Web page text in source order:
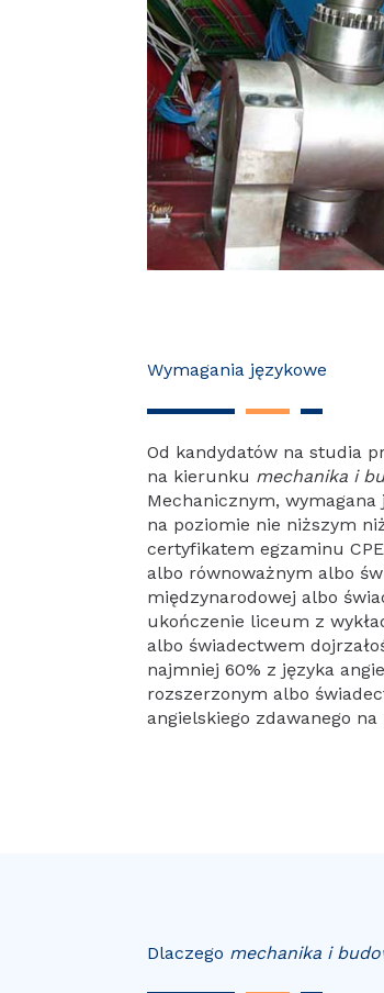
Wymagania językowe
Od kandydatów na studia
na kierunku mechanika i
Mechanicznym,
na poziomie nie niższym
certyfikatem egzaminu
albo równoważnym albo
międzynarodowej albo
ukończenie liceum z
albo świadectwem
najmniej 60% z języka
rozszerzonym albo
angielskiego zdawanego
Dlaczego mechanika i